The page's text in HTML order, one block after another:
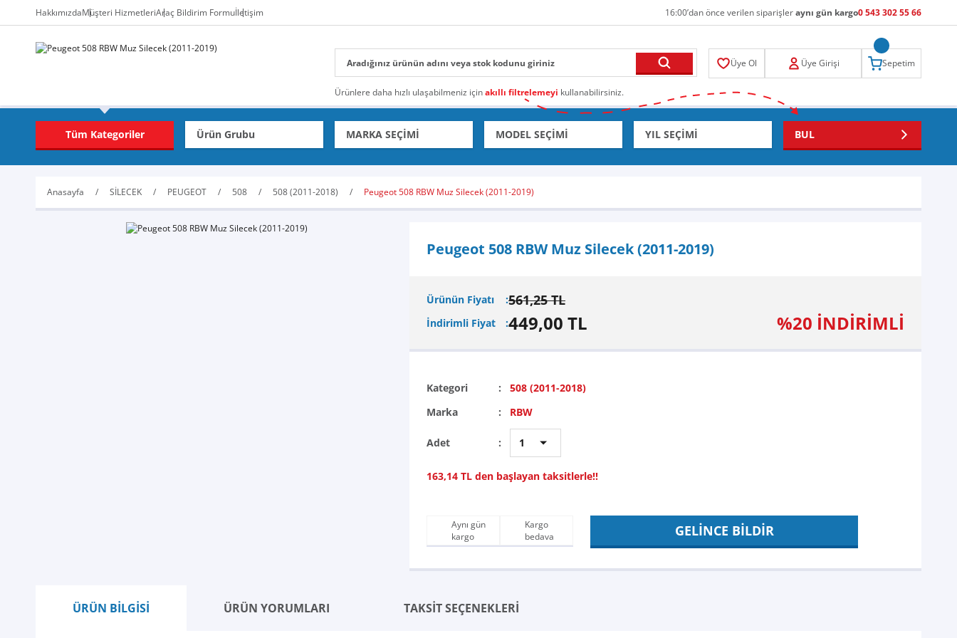
HakkımızdaMüşteri HizmetleriAraç Bildirim Formuİletişim 16:00’dan önce verilen siparişleraynı gün kargo0 543 302 55 66
Ürünlere daha hızlı ulaşabilmeniz içinakıllı filtrelemeyi kullanabilirsiniz.
Üye Ol Üye Girişi Sepetim
Tüm Kategoriler BUL
Anasayfa SİLECEK PEUGEOT 508 508 (2011-2018) Peugeot 508 RBW Muz Silecek (2011-2019)
Peugeot 508 RBW Muz Silecek (2011-2019)
Ürünün Fiyatı 561,25 TL
İndirimli Fiyat 449,00 TL %20 İNDİRİMLİ
Kategori
508 (2011-2018)
Marka
RBW
Adet
163,14 TL den başlayan taksitlerle!!
Aynı gün
kargo
Kargo
bedava
GELİNCE BİLDİR
ÜRÜN BİLGİSİ ÜRÜN YORUMLARI TAKSİT SEÇENEKLERİ